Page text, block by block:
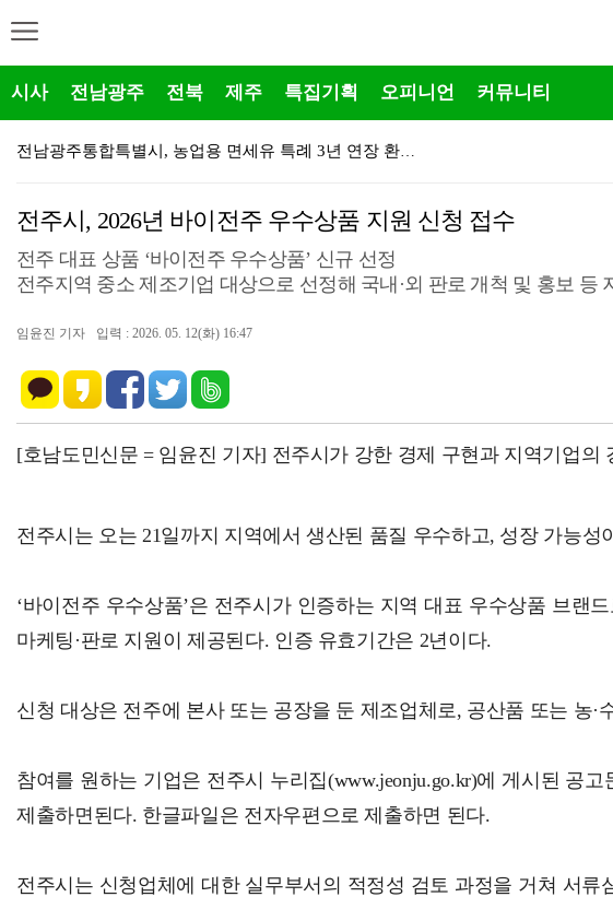
시사 전남광주 전북 제주 특집기획 오피니언 커뮤니티
전남광주특별시, 영농형태양광 추진 위한 시·군 실무 간…
제주특별자치도, 「2026년 인권작품 아이디어 공모전」…
제주특별자치도 농업기술원, 노지재배용 신품종 만감류 1…
전주시, 2026년 바이전주 우수상품 지원 신청 접수
전주 대표 상품 ‘바이전주 우수상품’ 신규 선정
전주지역 중소 제조기업 대상으로 선정해 국내·외 판로 개척 및 홍보 등
임윤진 기자 입력 : 2026. 05. 12(화) 16:47
[호남도민신문 = 임윤진 기자] 전주시가 강한 경제 구현과 지역기업
전주시는 오는 21일까지 지역에서 생산된 품질 우수하고, 성장 가능
‘바이전주 우수상품’은 전주시가 인증하는 지역 대표 우수상품 브
마케팅·판로 지원이 제공된다. 인증 유효기간은 2년이다.
신청 대상은 전주에 본사 또는 공장을 둔 제조업체로, 공산품 또는 농
참여를 원하는 기업은 전주시 누리집(www.jeonju.go.kr)에 게시된 공
제출하면된다. 한글파일은 전자우편으로 제출하면 된다.
전주시는 신청업체에 대한 실무부서의 적정성 검토 과정을 거쳐 서